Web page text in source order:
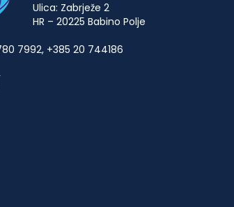
Ulica: Zabrježe 2
HR – 20225 Babino Polje
7992, +385 20 744186